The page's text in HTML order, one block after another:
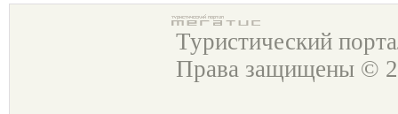
Туристический
Права защищены ©